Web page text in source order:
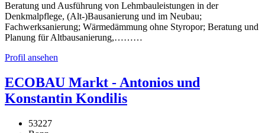
Beratung und Ausführung von Lehmbauleistungen in der
Denkmalpflege, (Alt-)Bausanierung und im Neubau;
Fachwerksanierung; Wärmedämmung ohne Styropor; Beratung und
Planung für Altbausanierung,………
Profil ansehen
ECOBAU Markt - Antonios und
Konstantin Kondilis
53227